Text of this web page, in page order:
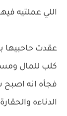
اللي عملتيه
عقدت حاحبيها
كلب للمال
فجأه انه
الدناءه